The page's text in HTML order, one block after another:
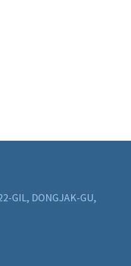
GIL, DONGJAK-GU,